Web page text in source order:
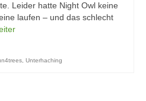
Leider hatte Night Owl keine
laufen – und das schlecht
, Unterhaching